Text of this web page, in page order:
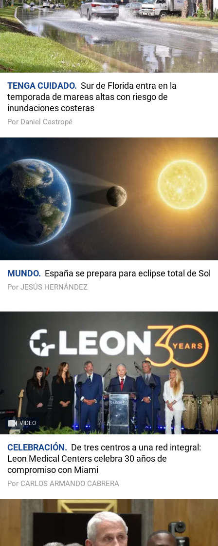
TENGA CUIDADO
Sur de Florida entra en la
temporada de mareas altas con riesgo de
inundaciones costeras
Por Daniel Castropé
MUNDO España se prepara para eclipse total de Sol
Por JESÚS HERNÁNDEZ
VIDEO
CELEBRACIÓN
De tres centros a una red integral:
Leon Medical Centers celebra 30 años de
compromiso con Miami
Por CARLOS ARMANDO CABRERA